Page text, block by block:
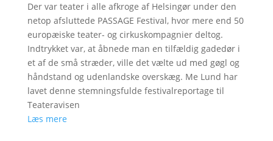
Der var teater i alle afkroge af Helsingør under den
netop afsluttede PASSAGE Festival, hvor mere end 50
europæiske teater- og cirkuskompagnier deltog.
Indtrykket var, at åbnede man en tilfældig gadedør i
et af de små stræder, ville det vælte ud med gøgl og
håndstand og udenlandske overskæg. Me Lund har
lavet denne stemningsfulde festivalreportage til
Teateravisen
Læs mere